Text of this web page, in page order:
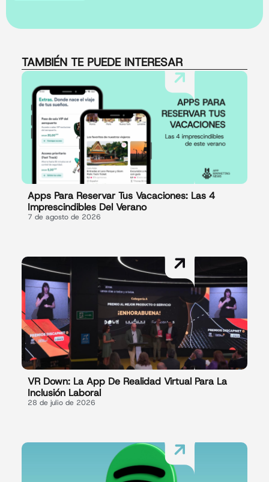
TAMBIÉN TE PUEDE INTERESAR
Apps Para Reservar Tus Vacaciones: Las 4
Imprescindibles Del Verano
7 de agosto de 2026
VR Down: La App De Realidad Virtual Para La
Inclusión Laboral
28 de julio de 2026